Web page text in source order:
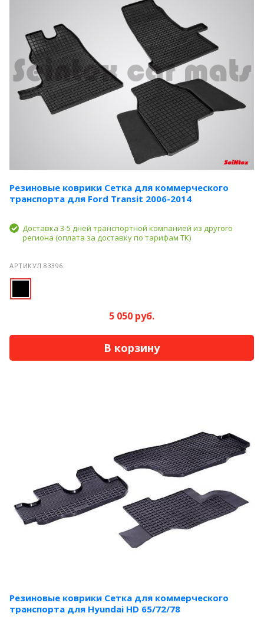
Резиновые коврики Сетка для коммерческого
транспорта для Ford Transit 2006-2014
Доставка 3-5 дней транспортной компанией из другого
региона (оплата за доставку по тарифам ТК)
АРТИКУЛ 83396
5 050 руб.
В корзину
Резиновые коврики Сетка для коммерческого
транспорта для Hyundai HD 65/72/78